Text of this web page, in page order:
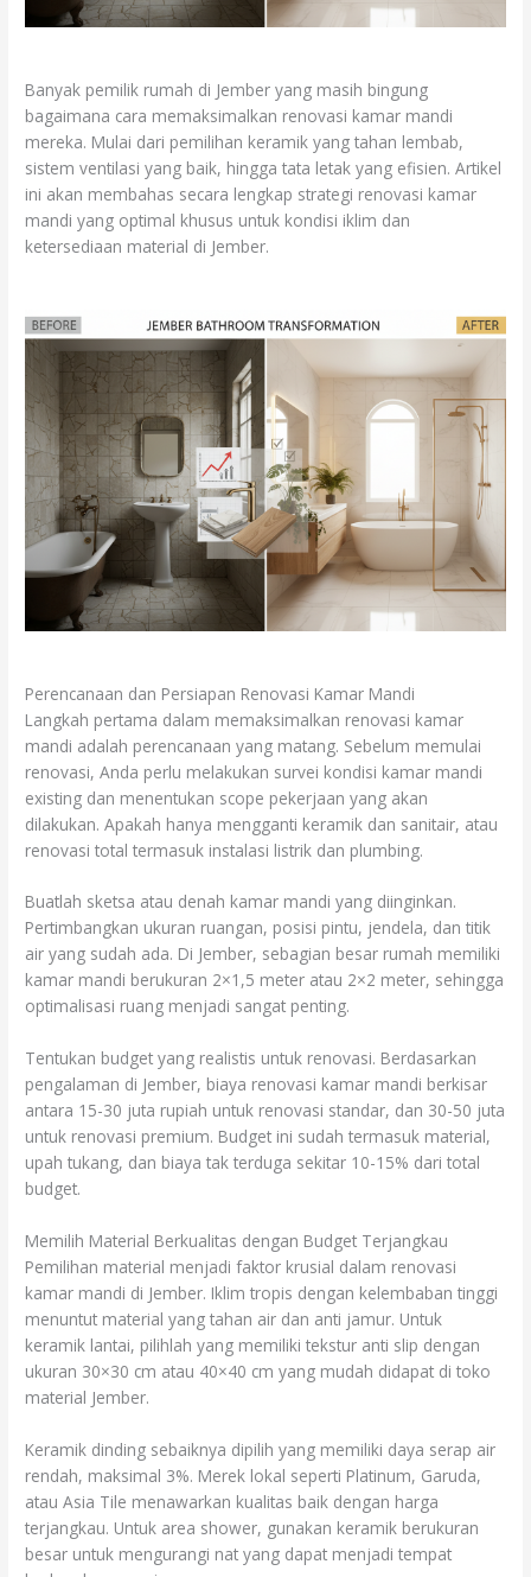
Banyak pemilik rumah di Jember yang masih bingung
bagaimana cara memaksimalkan renovasi kamar mandi
mereka. Mulai dari pemilihan keramik yang tahan lembab,
sistem ventilasi yang baik, hingga tata letak yang efisien. Artikel
ini akan membahas secara lengkap strategi renovasi kamar
mandi yang optimal khusus untuk kondisi iklim dan
ketersediaan material di Jember.
Perencanaan dan Persiapan Renovasi Kamar Mandi
Langkah pertama dalam memaksimalkan renovasi kamar
mandi adalah perencanaan yang matang. Sebelum memulai
renovasi, Anda perlu melakukan survei kondisi kamar mandi
existing dan menentukan scope pekerjaan yang akan
dilakukan. Apakah hanya mengganti keramik dan sanitair, atau
renovasi total termasuk instalasi listrik dan plumbing.
Buatlah sketsa atau denah kamar mandi yang diinginkan.
Pertimbangkan ukuran ruangan, posisi pintu, jendela, dan titik
air yang sudah ada. Di Jember, sebagian besar rumah memiliki
kamar mandi berukuran 2×1,5 meter atau 2×2 meter, sehingga
optimalisasi ruang menjadi sangat penting.
Tentukan budget yang realistis untuk renovasi. Berdasarkan
pengalaman di Jember, biaya renovasi kamar mandi berkisar
antara 15-30 juta rupiah untuk renovasi standar, dan 30-50 juta
untuk renovasi premium. Budget ini sudah termasuk material,
upah tukang, dan biaya tak terduga sekitar 10-15% dari total
budget.
Memilih Material Berkualitas dengan Budget Terjangkau
Pemilihan material menjadi faktor krusial dalam renovasi
kamar mandi di Jember. Iklim tropis dengan kelembaban tinggi
menuntut material yang tahan air dan anti jamur. Untuk
keramik lantai, pilihlah yang memiliki tekstur anti slip dengan
ukuran 30×30 cm atau 40×40 cm yang mudah didapat di toko
material Jember.
Keramik dinding sebaiknya dipilih yang memiliki daya serap air
rendah, maksimal 3%. Merek lokal seperti Platinum, Garuda,
atau Asia Tile menawarkan kualitas baik dengan harga
terjangkau. Untuk area shower, gunakan keramik berukuran
besar untuk mengurangi nat yang dapat menjadi tempat